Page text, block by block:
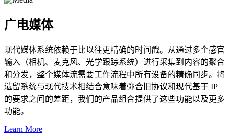
广电媒体
现代媒体系统依赖于比以往更精确的时间戳。从通过多个感官
输入（相机、麦克风、光学跟踪系统）进行采集到内容的聚合
和分发，整个媒体流需要工作流程中所有设备的精确同步。将
遗留系统与现代技术相结合意味着弥合旧协议和现代基于 IP
的要求之间的差距，我们的产品组合提供了这些功能以及更多
功能。
Learn More